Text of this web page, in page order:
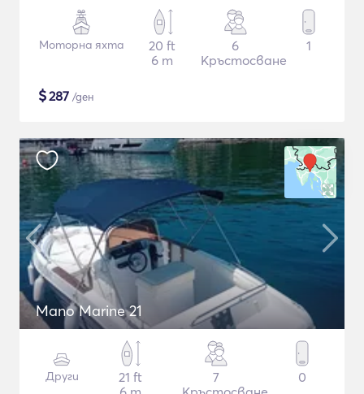
Моторна яхта
20 ft
6 m
6
Кръстосване
1
$287 /ден
Mano Marine 21
Други
21 ft
7
0